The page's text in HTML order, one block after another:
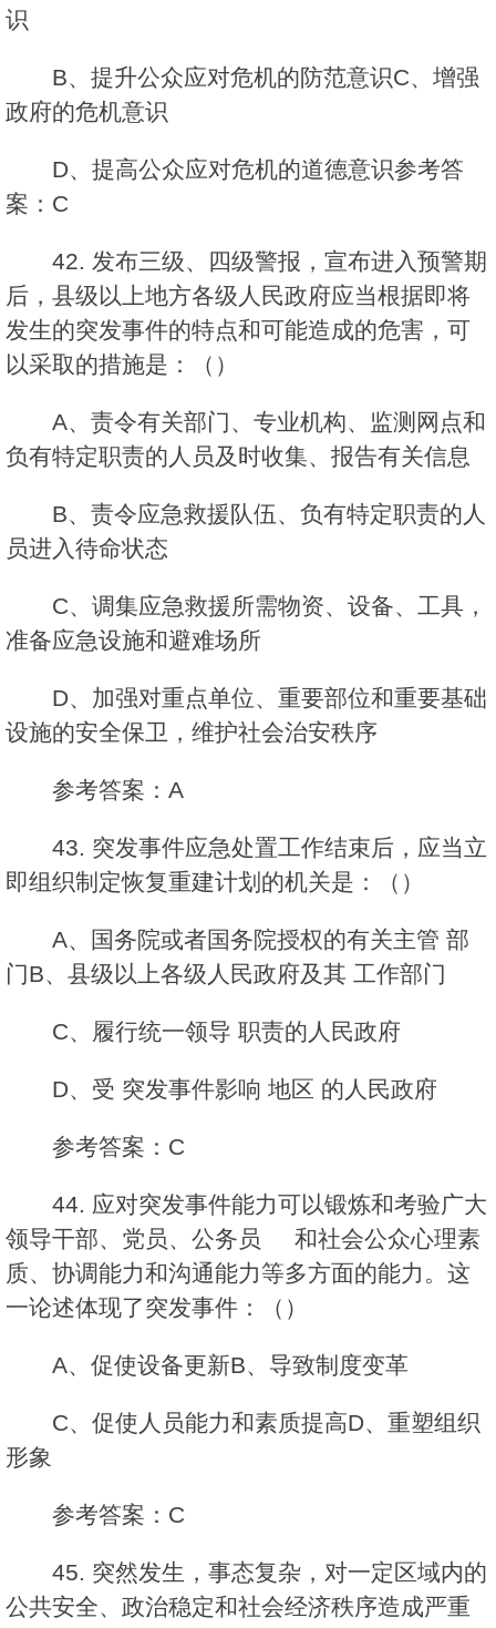
识
B、提升公众应对危机的防范意识C、增强
政府的危机意识
D、提高公众应对危机的道德意识参考答
案：C
42. 发布三级、四级警报，宣布进入预警期
后，县级以上地方各级人民政府应当根据即将
发生的突发事件的特点和可能造成的危害，可
以采取的措施是：（）
A、责令有关部门、专业机构、监测网点和
负有特定职责的人员及时收集、报告有关信息
B、责令应急救援队伍、负有特定职责的人
员进入待命状态
C、调集应急救援所需物资、设备、工具，
准备应急设施和避难场所
D、加强对重点单位、重要部位和重要基础
设施的安全保卫，维护社会治安秩序
参考答案：A
43. 突发事件应急处置工作结束后，应当立
即组织制定恢复重建计划的机关是：（）
A、国务院或者国务院授权的有关主管 部
门B、县级以上各级人民政府及其 工作部门
C、履行统一领导 职责的人民政府
D、受 突发事件影响 地区 的人民政府
参考答案：C
44. 应对突发事件能力可以锻炼和考验广大
领导干部、党员、公务员 和社会公众心理素
质、协调能力和沟通能力等多方面的能力。这
一论述体现了突发事件：（）
A、促使设备更新B、导致制度变革
C、促使人员能力和素质提高D、重塑组织
形象
参考答案：C
45. 突然发生，事态复杂，对一定区域内的
公共安全、政治稳定和社会经济秩序造成严重